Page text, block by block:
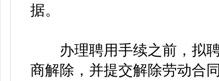
据。
办理聘用手续之前，拟聘
商解除，并提交解除劳动合